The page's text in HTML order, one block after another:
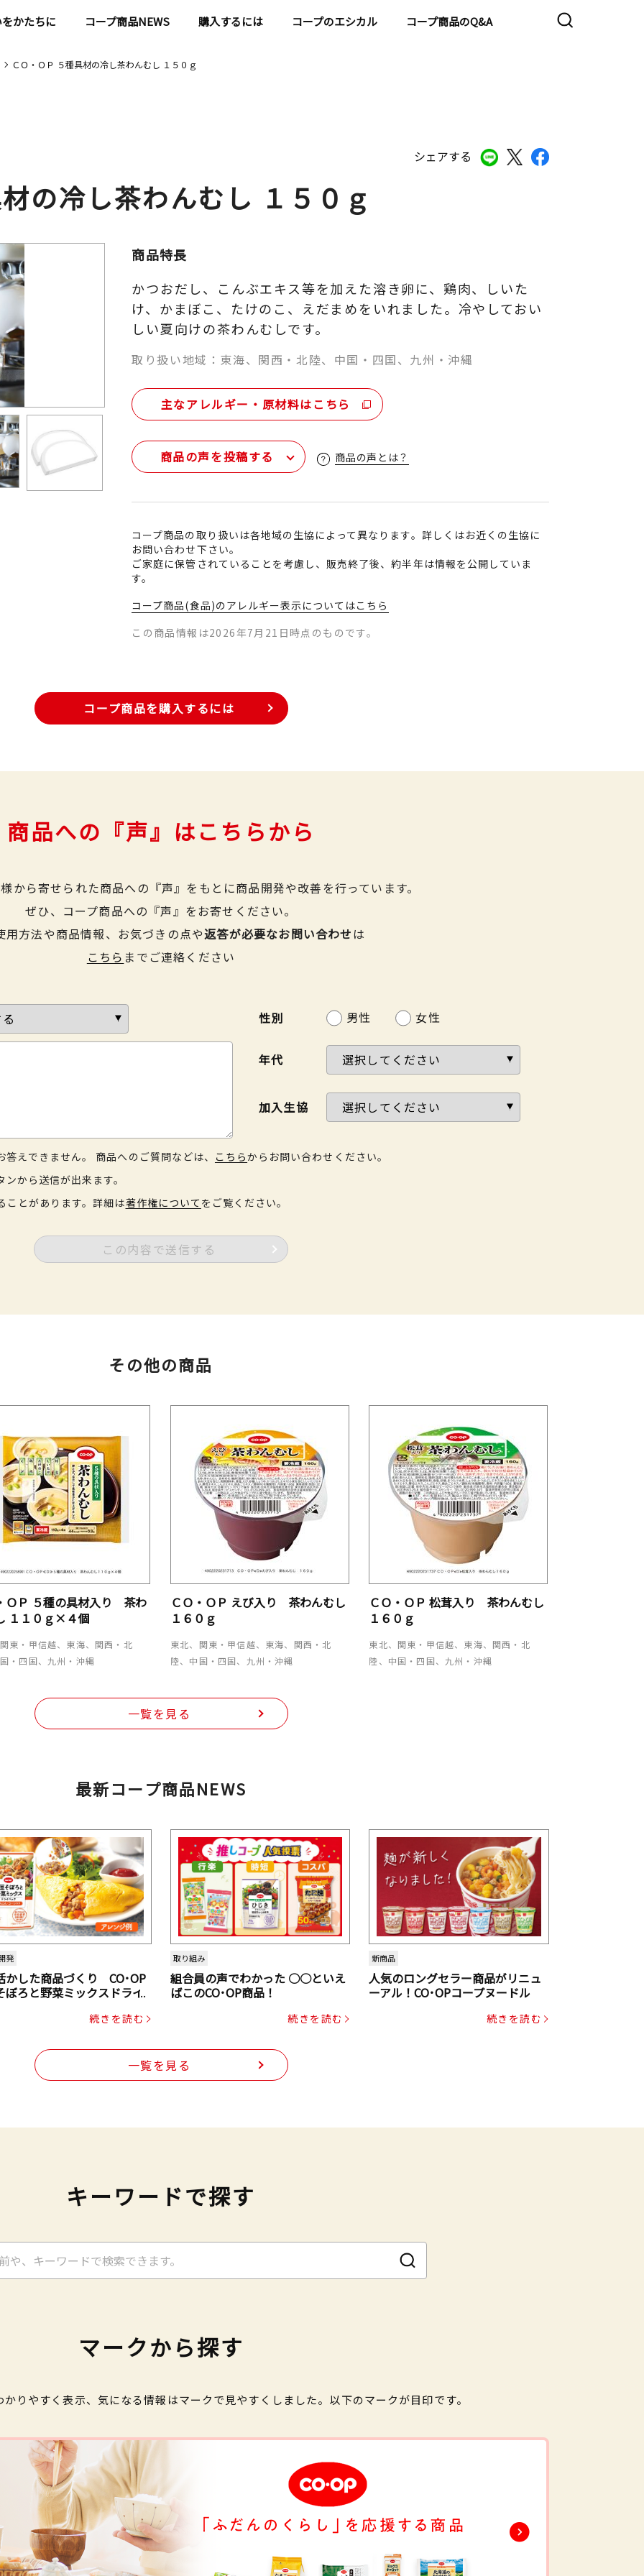
かたちに コープ商品NEWS 購入するには コープのエシカル コープ商品のQ&A
ＣＯ・ＯＰ ５種具材の冷し茶わんむし １５０ｇ
シェアする
の冷し茶わんむし １５０ｇ
商品特長
かつおだし、こんぶエキス等を加えた溶き卵に、鶏肉、しいた
け、かまぼこ、たけのこ、えだまめをいれました。冷やしておい
しい夏向けの茶わんむしです。
取り扱い地域：東海、関西・北陸、中国・四国、九州・沖縄
主なアレルギー・原材料はこちら
商品の声を投稿する 商品の声とは？
コープ商品の取り扱いは各地域の生協によって異なります。詳しくはお近くの生協に
お問い合わせ下さい。
ご家庭に保管されていることを考慮し、販売終了後、約半年は情報を公開していま
す。
コープ商品(食品)のアレルギー表示についてはこちら
この商品情報は2026年7月21日時点のものです。
コープ商品を購入するには
商品への『声』はこちらから
から寄せられた商品への『声』をもとに商品開発や改善を行っています。
ぜひ、コープ商品への『声』をお寄せください。
用方法や商品情報、お気づきの点や返答が必要なお問い合わせは
こちら までご連絡ください
性別 男性 女性
年代
加入生協
えできません。 商品へのご質問などは、 こちらからお問い合わせください。
から送信が出来ます。
とがあります。詳細は著作権について をご覧ください。
この内容で送信する
その他の商品
ＯＰ ５種の具材入り 茶わ
１１０ｇ×４個
東・甲信越、東海、関西・北
・四国、九州・沖縄
ＣＯ・ＯＰ えび入り 茶わんむし
１６０ｇ
東北、関東・甲信越、東海、関西・北
陸、中国・四国、九州・沖縄
ＣＯ・ＯＰ 松茸入り 茶わんむし
１６０ｇ
東北、関東・甲信越、東海、関西・北
陸、中国・四国、九州・沖縄
一覧を見る
最新コープ商品NEWS
発
かした商品づくり CO･OP
ぼろと野菜ミックスドライ
続きを読む
取り組み
組合員の声でわかった ○○といえ
ばこのCO･OP商品！
続きを読む
新商品
人気のロングセラー商品がリニュ
ーアル！CO･OPコープヌードル
続きを読む
一覧を見る
キーワードで探す
マークから探す
りやすく表示、気になる情報はマークで見やすくしました。以下のマークが目印です。